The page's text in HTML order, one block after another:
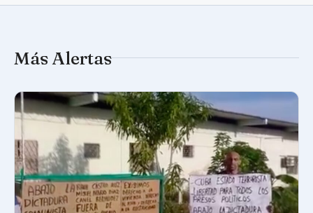
Más Alertas